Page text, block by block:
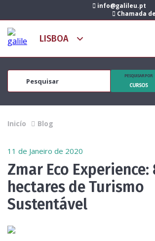
info@galileu.pt
Chamada
PESQUISAR POR
CURSOS
Inicío Blog
11 de Janeiro de 2020
Zmar Eco Experience:
hectares de Turismo
Sustentável